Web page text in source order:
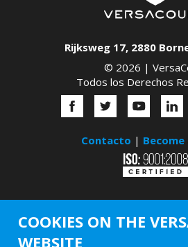
Rijksweg 17, 2880
© 2026 |
Todos los Derechos
Contacto | Become
COOKIES ON THE
WEBSITE